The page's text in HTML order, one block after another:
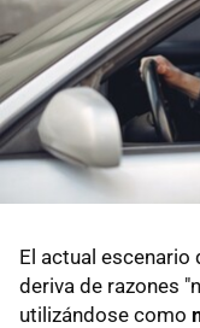
El actual escenario
deriva de razones
utilizándose como